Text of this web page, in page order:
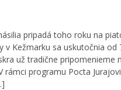
pripadá toho roku na
Kežmarku sa uskutočnia od
už tradične pripomenieme
rámci programu Pocta